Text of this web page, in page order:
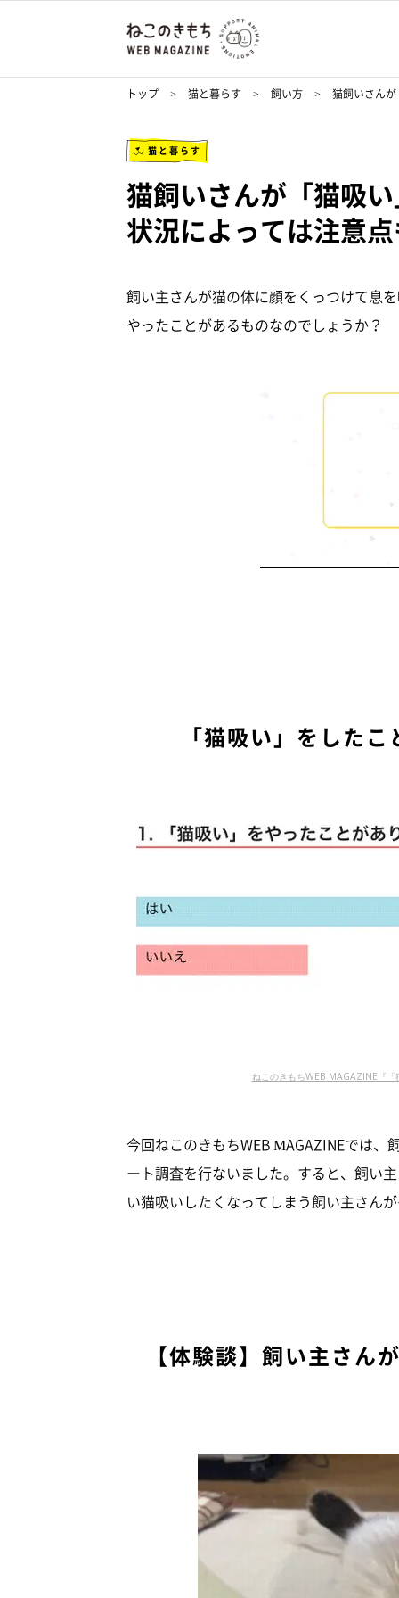
トップ 猫と暮らす 飼い方 猫飼いさん
猫と暮らす
猫飼いさんが「猫吸
状況によっては注意
飼い主さんが猫の体に顔をくっつけて息
やったことがあるものなのでしょうか？
「猫吸い」をした
ねこのきもちWEB MAGAZINE『
今回ねこのきもちWEB MAGAZINEでは、
ート調査を行ないました。すると、飼い
い猫吸いしたくなってしまう飼い主さん
【体験談】飼い主さん